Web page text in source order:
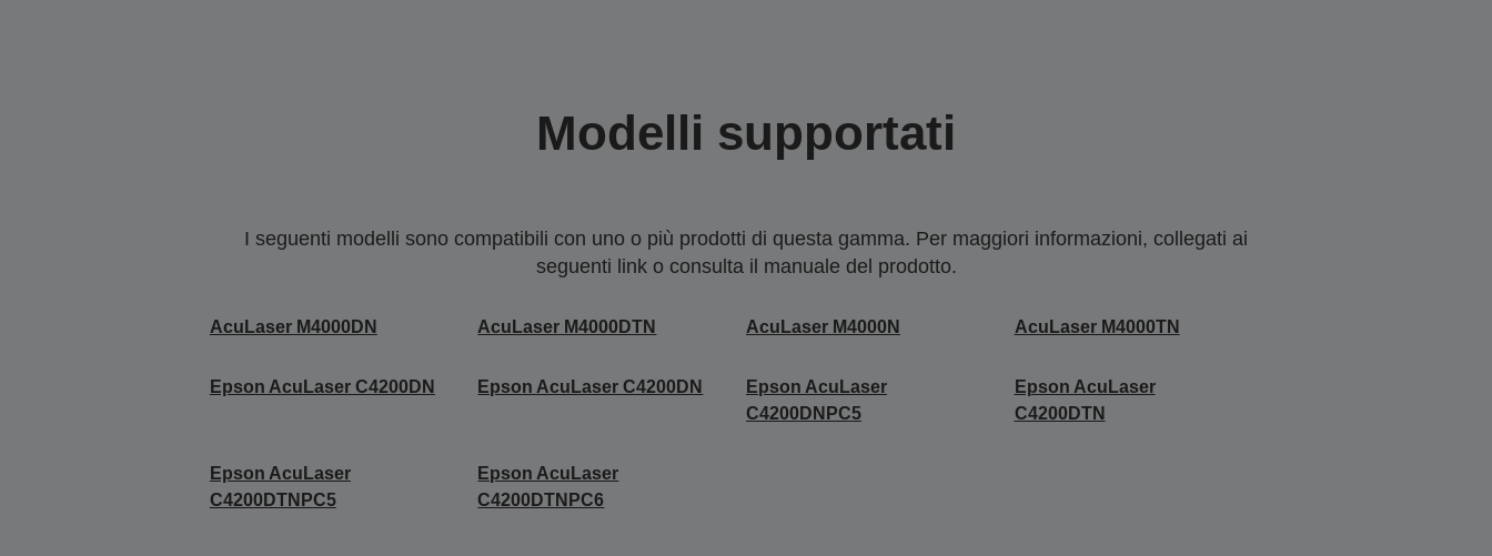
Modelli supportati
I seguenti modelli sono compatibili con uno o più prodotti di questa gamma. Per maggiori informazioni, collegati ai
seguenti link o consulta il manuale del prodotto.
AcuLaser M4000DN AcuLaser M4000DTN AcuLaser M4000N AcuLaser M4000TN
Epson AcuLaser C4200DN Epson AcuLaser C4200DN
Epson AcuLaser
C4200DNPC5
Epson AcuLaser
C4200DTN
Epson AcuLaser
C4200DTNPC5
Epson AcuLaser
C4200DTNPC6